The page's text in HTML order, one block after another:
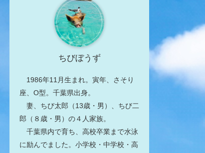
ちびぼうず
1986年11月生まれ。寅年、さそり
座、O型。千葉県出身。
妻、ちび太郎（13歳・男）、ちび二
郎（８歳・男）の４人家族。
千葉県内で育ち、高校卒業まで水泳
に励んでました。小学校・中学校・高